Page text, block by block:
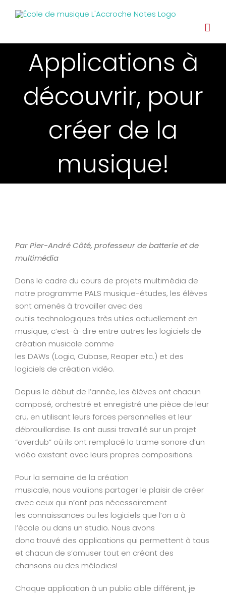
Applications à
découvrir, pour
créer de la
musique!
Larger
Image
Par Pier-André Côté, professeur de batterie et de
multimédia
Dans le cadre du cours de projets multimédia de
notre programme PALS musique-études, les élèves
sont amenés à travailler avec des
outils technologiques très utiles actuellement en
musique, c’est-à-dire entre autres les logiciels de
création musicale comme
les DAWs (Logic, Cubase, Reaper etc.) et des
logiciels de création vidéo.
Depuis le début de l’année, les élèves ont chacun
composé, orchestré et enregistré une pièce de leur
cru, en utilisant leurs forces personnelles et leur
débrouillardise. Ils ont aussi travaillé sur un projet
“overdub” où ils ont remplacé la trame sonore d’un
vidéo existant avec leurs propres compositions.
Pour la semaine de la création
musicale, nous voulions partager le plaisir de créer
avec ceux qui n’ont pas nécessairement
les connaissances ou les logiciels que l’on a à
l’école ou dans un studio. Nous avons
donc trouvé des applications qui permettent à tous
et chacun de s’amuser tout en créant des
chansons ou des mélodies!
Chaque application à un public cible différent, je